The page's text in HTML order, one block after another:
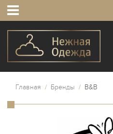
Главная / Бренды / B&B